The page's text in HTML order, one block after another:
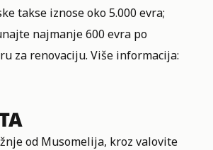
takse iznose oko 5.000 evra;
najmanje 600 evra po
za renovaciju. Više informacija:
od Musomelija, kroz valovite